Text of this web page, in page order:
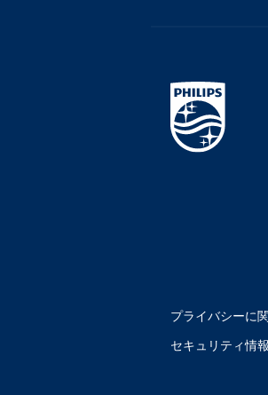
プライバシーに
セキュリティ情報